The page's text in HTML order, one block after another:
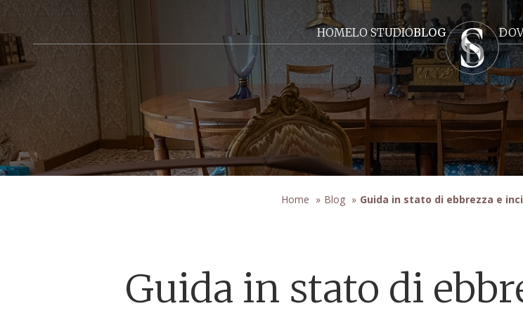
HOMELO STUDIOBLOG
Home » Blog » Guida in stato di ebbrezza e
Guida in stato di